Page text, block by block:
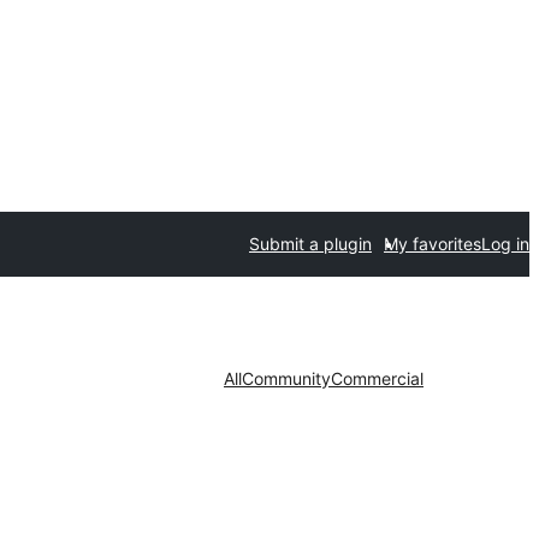
Submit a plugin My favoritesLog in
AllCommunityCommercial